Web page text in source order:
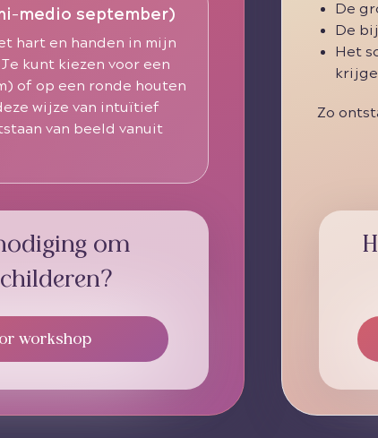
Zo
hart en handen in mijn
kunt kiezen voor een
of op een ronde houten
wijze van intuïtief
van beeld vanuit
De
De
Het
medio september)
workshop
om